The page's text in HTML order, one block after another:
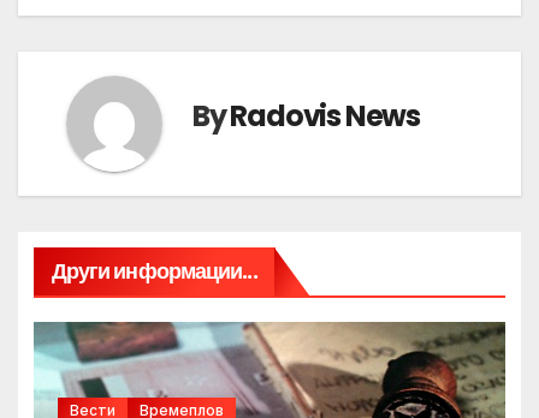
ByRadovis News
Други информации...
Вести Времеплов